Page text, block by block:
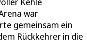
war
gemeinsam ein
Rückkehrer in die